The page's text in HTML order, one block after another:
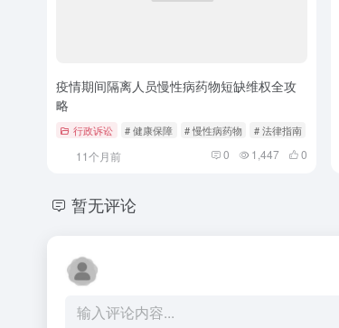
疫情期间隔离人员慢性病药物短缺维权全攻
略
行政诉讼 # 健康保障 # 慢性病药物 # 法律指南
11个月前 0 1,447 0
暂无评论